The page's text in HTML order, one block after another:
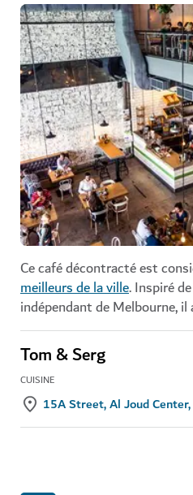
Ce café décontracté est
meilleurs de la ville. Inspiré
indépendant de Melbourne, il
Tom & Serg
CUISINE
15A Street, Al Joud